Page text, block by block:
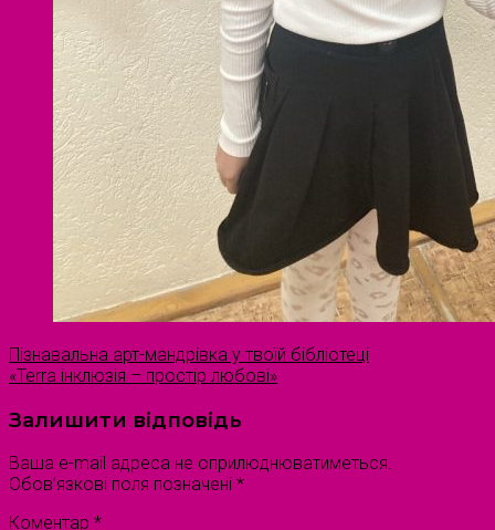
Пізнавальна арт-мандрівка у твоїй бібліотеці
«Terra інклюзія – простір любові»
Залишити відповідь
Ваша e-mail адреса не оприлюднюватиметься.
Обов’язкові поля позначені *
Коментар *